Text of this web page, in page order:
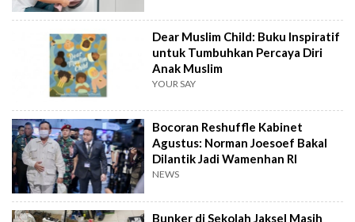
Dear Muslim Child: Buku Inspiratif
untuk Tumbuhkan Percaya Diri
Anak Muslim
YOUR SAY
Bocoran Reshuffle Kabinet
Agustus: Norman Joesoef Bakal
Dilantik Jadi Wamenhan RI
NEWS
Bunker di Sekolah Jaksel Masih